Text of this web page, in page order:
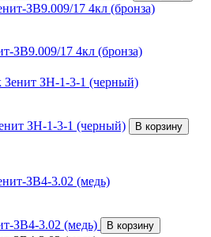
ЗВ9.009/17 4кл (бронза)
ЗН-1-3-1 (черный)
В корзину
ЗВ4-3.02 (медь)
В корзину